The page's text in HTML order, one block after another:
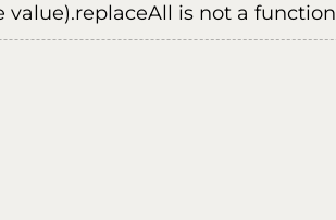
is not a function